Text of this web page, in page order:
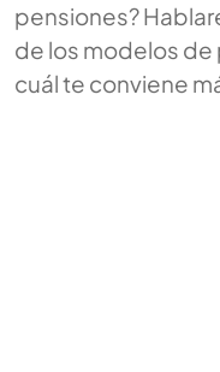
pensiones?
de los modelos
cuál te conviene